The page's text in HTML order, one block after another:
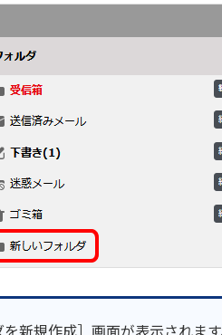
を新規作成］画面が表示されま